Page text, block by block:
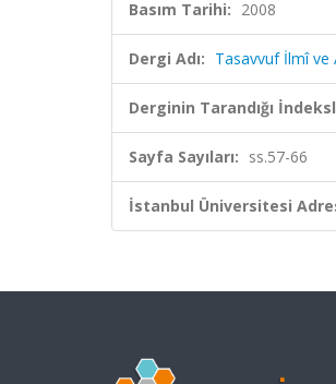
Basım Tarihi: 2008
Dergi Adı: Tasavvuf İlmî ve
Derginin Tarandığı
Sayfa Sayıları: ss.57-66
İstanbul Üniversitesi